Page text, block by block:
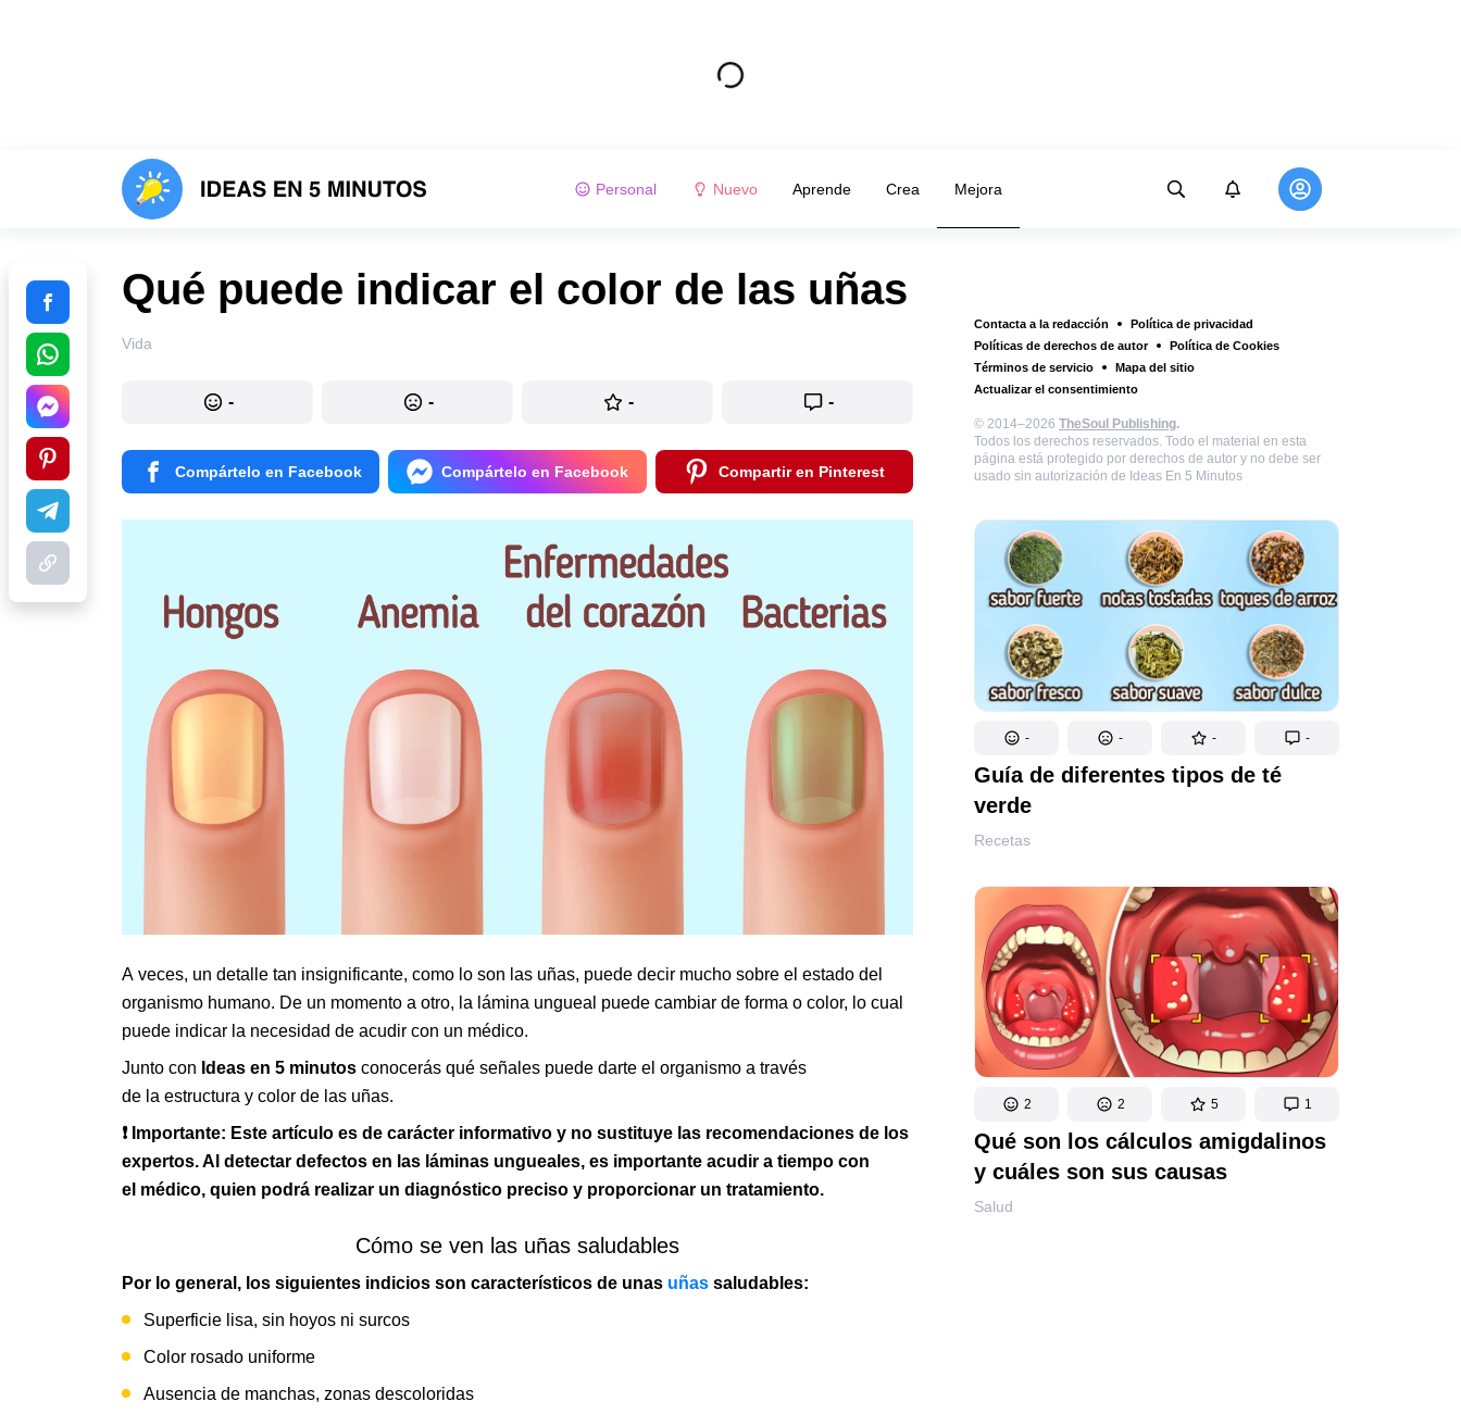
Personal Nuevo Aprende Crea Mejora
Contacta a la redacción
Política de privacidad
Políticas de derechos de autor
Política de Cookies
Términos de servicio
Mapa del sitio
Actualizar el consentimiento
© 2014–2026 TheSoul Publishing.
Todos los derechos reservados. Todo el material en esta
página está protegido por derechos de autor y no debe ser
usado sin autorización de Ideas En 5 Minutos
- - - -
Guía de diferentes tipos de té
verde
Recetas
2 2 5 1
Qué son los cálculos amigdalinos
y cuáles son sus causas
Salud
Qué puede indicar el color de las uñas
Vida
- - - -
Compártelo en Facebook Compártelo en Facebook Compartir en Pinterest
A veces, un detalle tan insignificante, como lo son las uñas, puede decir mucho sobre el estado del
organismo humano. De un momento a otro, la lámina ungueal puede cambiar de forma o color, lo cual
puede indicar la necesidad de acudir con un médico.
Junto con Ideas en 5 minutos conocerás qué señales puede darte el organismo a través
de la estructura y color de las uñas.
❗ Importante: Este artículo es de carácter informativo y no sustituye las recomendaciones de los
expertos. Al detectar defectos en las láminas ungueales, es importante acudir a tiempo con
el médico, quien podrá realizar un diagnóstico preciso y proporcionar un tratamiento.
Cómo se ven las uñas saludables
Por lo general, los siguientes indicios son característicos de unas uñas saludables:
Superficie lisa, sin hoyos ni surcos
Color rosado uniforme
Ausencia de manchas, zonas descoloridas